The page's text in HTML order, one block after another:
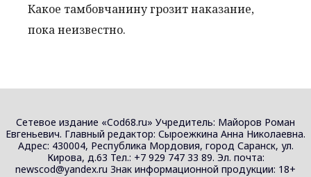
Какое тамбовчанину грозит наказание,
пока неизвестно.
Сетевое издание «Cod68.ru» Учредитель: Майоров Роман
Евгеньевич. Главный редактор: Сыроежкина Анна Николаевна.
Адрес: 430004, Республика Мордовия, город Саранск, ул.
Кирова, д.63 Тел.: +7 929 747 33 89. Эл. почта:
newscod@yandex.ru Знак информационной продукции: 18+